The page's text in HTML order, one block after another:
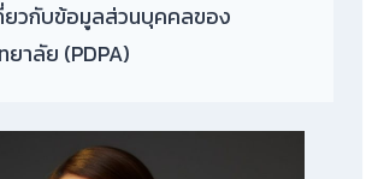
ยวกับข้อมูลส่วนบุคคลของ
ยาลัย (PDPA)